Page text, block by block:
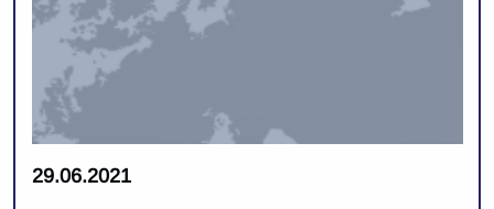
apskatīta īstenotā migrācijas hibrīdoperācija
uz Baltkrievijas robežas ar ES dalībvalstīm,
pēdējo mēnešu laikā aizvien aktuālāk
Baltkrievijas maldīgo vēstījumu telpā tiek
akcentēta militāro draudu dimensija. Šādas
informatīvās ietekmes aktivitātes ir daļa […]
29.06.2021